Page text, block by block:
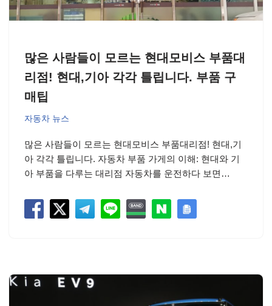
많은 사람들이 모르는 현대모비스 부품대
리점! 현대,기아 각각 틀립니다. 부품 구
매팁
자동차 뉴스
많은 사람들이 모르는 현대모비스 부품대리점! 현대,기
아 각각 틀립니다. 자동차 부품 가게의 이해: 현대와 기
아 부품을 다루는 대리점 자동차를 운전하다 보면…